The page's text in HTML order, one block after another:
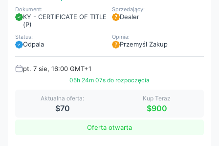
Sprzedający:
Dealer
Dokument:
KY - CERTIFICATE OF TITLE
(P)
Status:
Odpala
Opinia:
Przemyśl Zakup
pt. 7 sie, 16:00 GMT+1
05h 24m 05s do rozpoczęcia
Aktualna oferta:
$70
Kup Teraz
$900
Oferta otwarta